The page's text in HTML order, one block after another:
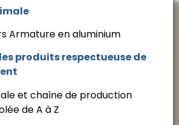
Armature en aluminium
produits respectueuse de
et chaîne de production
de A à Z